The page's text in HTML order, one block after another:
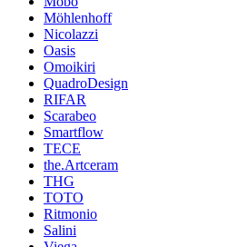
Möhlenhoff
Nicolazzi
Oasis
Omoikiri
QuadroDesign
RIFAR
Scarabeo
Smartflow
TECE
the.Artceram
THG
TOTO
Ritmonio
Salini